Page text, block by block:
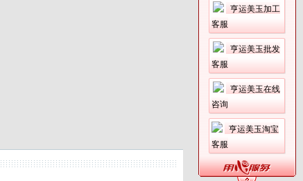
亨运美玉加工
客服
亨运美玉批发
客服
亨运美玉在线
咨询
亨运美玉淘宝
客服